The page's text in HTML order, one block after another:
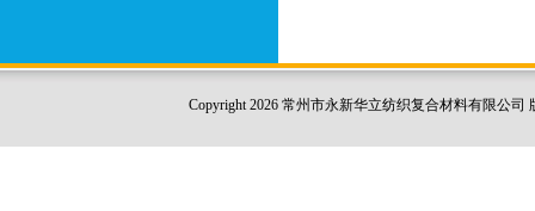
Copyright 2026 常州市永新华立纺织复合材料有限公司